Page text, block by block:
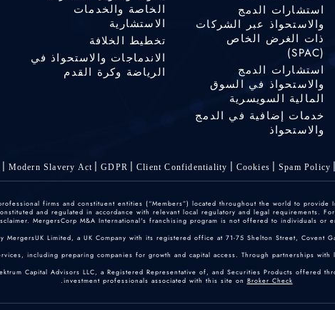
استشارات الدمج
والاستحواذ عبر الشركات
ذات الغرض الخاص
(SPAC)
استشارات الدمج
والاستحواذ في السوق
المالية السويسرية
خدمات إضافية في الدمج
والاستحواذ
الخاصة والخدمات
الاستشارية
تخطيط الخلافة
الاندماجات والاستحواذ في
الرياضة وكرة القدم
Spam Policy
Cookies
Client Confidentiality
GDPR
Modern Slavery Act
professional firms and constituent entities (“Members”) located throughout the world to
and regulated in accordance with relevant local regulatory and legal requirements.
MergersCorp M&A International's franchising program is not offered to individuals or
Limited, a UK Company with its registered office at 71-75 Shelton Street, Covent
including preparing companies for growth and capital access. Through partnerships
Capital Advisors LLC, a Registered Representative of, and Securities Products offered
investment professionals associated with this site on Broker Check
.